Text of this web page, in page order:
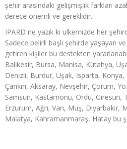
şehir arasındaki gelişmişlik farkları
derece önemli ve gereklidir.
IPARD ne yazık ki ülkemizde her
Sadece belirli başlı şehirde yaşayan
getiren kişiler bu destekten
Balıkesir, Bursa, Manisa, Kütahya,
Denizli, Burdur, Uşak, Isparta,
Çankırı, Aksaray, Nevşehir, Çorum,
Samsun, Kastamonu, Ordu, Giresun,
Erzurum, Ağrı, Van, Muş, Diyarbakır,
Malatya, Kahramanmaraş, Hatay bu